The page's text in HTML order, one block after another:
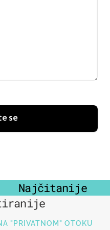
se
Najčitanije
"PRIVATNOM" OTOKU